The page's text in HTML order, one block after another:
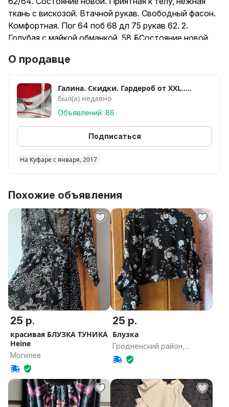
ткань с вискозой. Втачной рукав. Свободный фасон.
Комфортная. Пог 64 поб 68 дл 75 рукав 62. 2.
Голубая с майкой обманкой. 58 р.Состояние новой.
66/72 рукав 58. ВЫСЫЛАЮ См все мои лоты. Скидка
О продавце
Галина. Скидки. Гардероб oт XXL.....
был(а) недавно
Объявлений: 86
Подписаться
На Куфаре с января, 2017
Похожие объявления
25 р.
красивая БЛУЗКА ТУНИКА
Heine
Могилев
25 р.
Блузка
Гродненский район,
Гродненская область